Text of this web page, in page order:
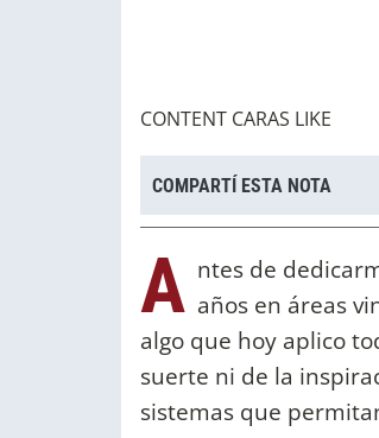
CONTENT CARAS LIKE
COMPARTÍ ESTA NOTA
A ntes de
años en áreas
algo que hoy aplico
suerte ni de la
sistemas que